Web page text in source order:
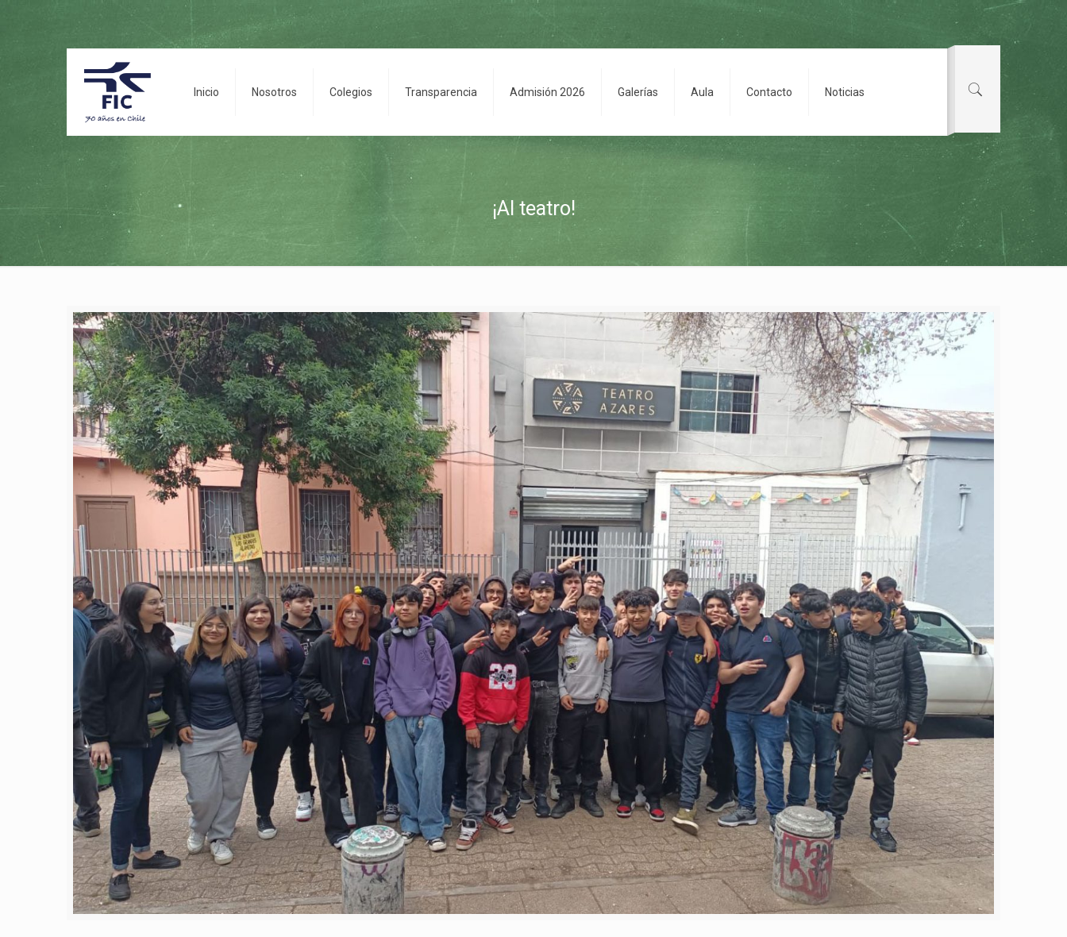
Inicio Nosotros Colegios Transparencia Admisión 2026 Galerías Aula Contacto Noticias
¡Al teatro!